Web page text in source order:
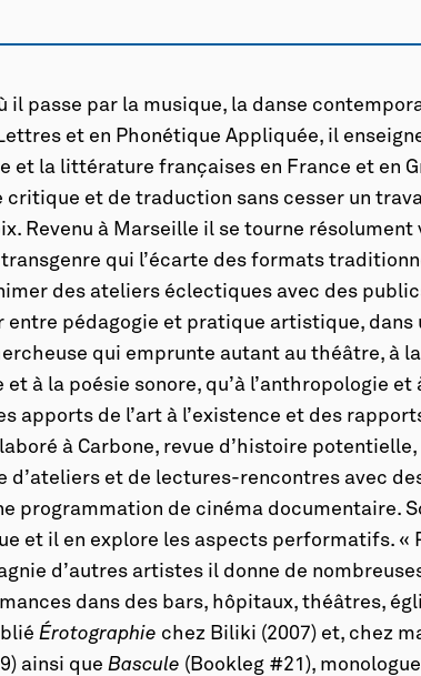
il passe par la musique, la danse
et en Phonétique Appliquée, il
et la littérature françaises en France et en
critique et de traduction sans cesser un
Revenu à Marseille il se tourne résolument
qui l’écarte des formats
des ateliers éclectiques avec des
entre pédagogie et pratique artistique, dans
qui emprunte autant au théâtre, à
à la poésie sonore, qu’à l’anthropologie et
apports de l’art à l’existence et des
à Carbone, revue d’histoire potentielle,
d’ateliers et de lectures-rencontres avec
programmation de cinéma documentaire.
et il en explore les aspects performatifs. «
d’autres artistes il donne de
dans des bars, hôpitaux, théâtres,
Érotographie chez Biliki (2007) et, chez
ainsi queBascule (Bookleg #21),